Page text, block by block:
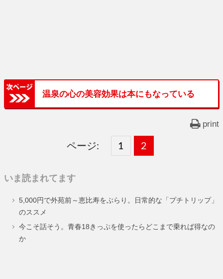
温泉の心の美容効果は本にもなっている
print
ページ:
固
ー
ジ
1 ,
固
ー
ジ
2
いま読まれてます
5,000円で外苑前～恵比寿をぶらり。日常的な「プチトリップ」
のススメ
今こそ話そう。青春18きっぷを使ったらどこまで乗れば得なの
か